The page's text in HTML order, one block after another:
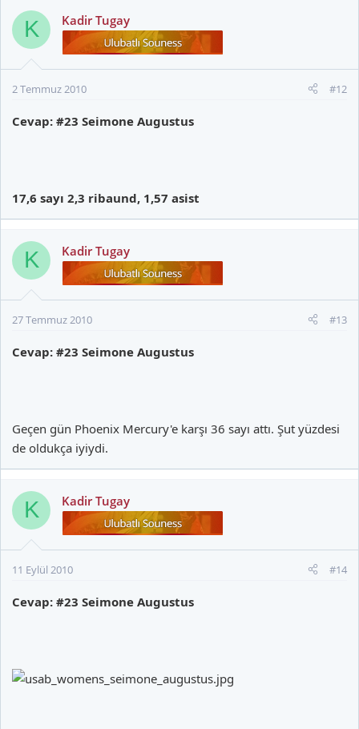
K Kadir Tugay
2 Temmuz 2010 #12
Cevap: #23 Seimone Augustus
17,6 sayı 2,3 ribaund, 1,57 asist
K Kadir Tugay
27 Temmuz 2010 #13
Cevap: #23 Seimone Augustus
Geçen gün Phoenix Mercury'e karşı 36 sayı attı. Şut yüzdesi
de oldukça iyiydi.
K Kadir Tugay
11 Eylül 2010 #14
Cevap: #23 Seimone Augustus